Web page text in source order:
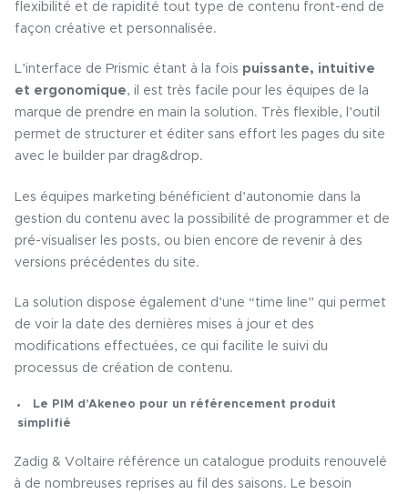
flexibilité et de rapidité tout type de contenu front-end de
façon créative et personnalisée.
L’interface de Prismic étant à la fois puissante, intuitive
et ergonomique, il est très facile pour les équipes de la
marque de prendre en main la solution. Très flexible, l’outil
permet de structurer et éditer sans effort les pages du site
avec le builder par drag&drop.
Les équipes marketing bénéficient d’autonomie dans la
gestion du contenu avec la possibilité de programmer et de
pré-visualiser les posts, ou bien encore de revenir à des
versions précédentes du site.
La solution dispose également d’une “time line” qui permet
de voir la date des dernières mises à jour et des
modifications effectuées, ce qui facilite le suivi du
processus de création de contenu.
Le PIM d’Akeneo pour un référencement produit
simplifié
Zadig & Voltaire référence un catalogue produits renouvelé
à de nombreuses reprises au fil des saisons. Le besoin